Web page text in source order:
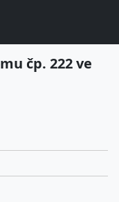
čp. 222 ve